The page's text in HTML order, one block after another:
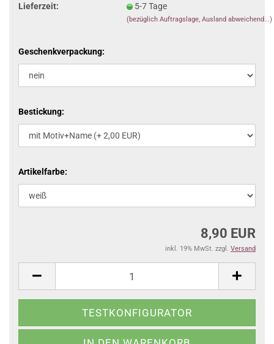
Lieferzeit:
5-7 Tage
(bezüglich Auftragslage, Ausland abweichend...)
Geschenkverpackung:
Bestickung:
Artikelfarbe:
8,90 EUR
inkl. 19% MwSt. zzgl. Versand
TESTKONFIGURATOR